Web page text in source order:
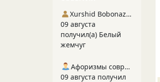
Xurshid Bobonazarov
09 августа
получил(а) Белый
жемчуг
Афоризмы современников
09 августа получил